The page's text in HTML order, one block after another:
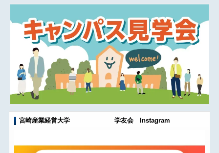
宮崎産業経営大学 学友会 Instagram